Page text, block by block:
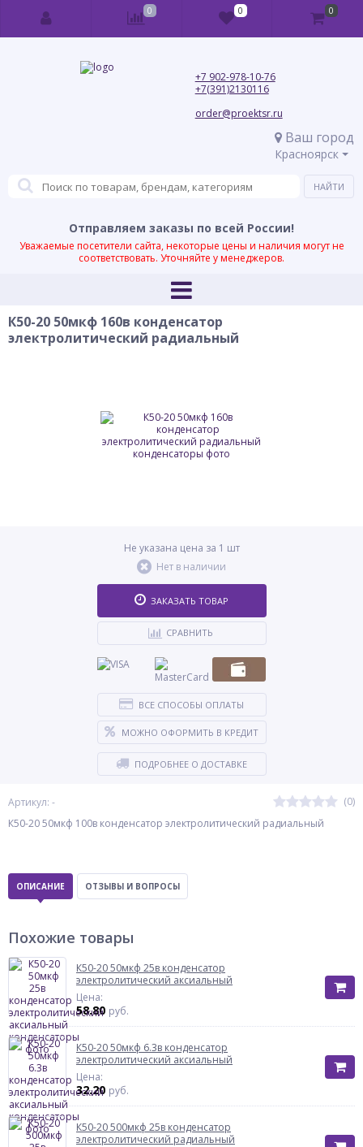
+7 902-978-10-76
+7(391)2130116
order@proektsr.ru
Ваш город
Красноярск
Отправляем заказы по всей России!
Уважаемые посетители сайта, некоторые цены и наличия могут не
соответствовать. Уточняйте у менеджеров.
К50-20 50мкф 160в конденсатор
электролитический радиальный
Артикул: -
(0)
К50-20 50мкф 100в конденсатор электролитический радиальный
Не указана цена за 1 шт
Нет в наличии
ЗАКАЗАТЬ ТОВАР
СРАВНИТЬ
ВСЕ СПОСОБЫ ОПЛАТЫ
МОЖНО ОФОРМИТЬ В КРЕДИТ
ПОДРОБНЕЕ О ДОСТАВКЕ
ОПИСАНИЕ ОТЗЫВЫ И ВОПРОСЫ
Похожие товары
К50-20 50мкф 25в конденсатор
электролитический аксиальный
Цена:
58.80 руб.
К50-20 50мкф 6.3в конденсатор
электролитический аксиальный
Цена:
32.20 руб.
К50-20 500мкф 25в конденсатор
электролитический радиальный
0 0 0